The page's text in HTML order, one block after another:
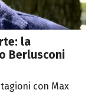
la
Berlusconi
con Max